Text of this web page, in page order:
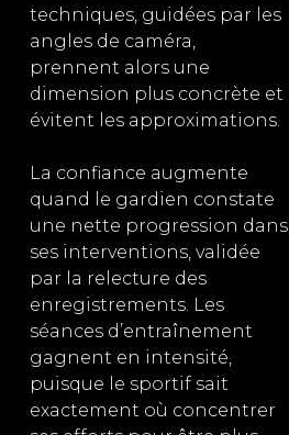
techniques, guidées par les
angles de caméra,
prennent alors une
dimension plus concrète et
évitent les approximations.
La confiance augmente
quand le gardien constate
une nette progression dans
ses interventions, validée
par la relecture des
enregistrements. Les
séances d’entraînement
gagnent en intensité,
puisque le sportif sait
exactement où concentrer